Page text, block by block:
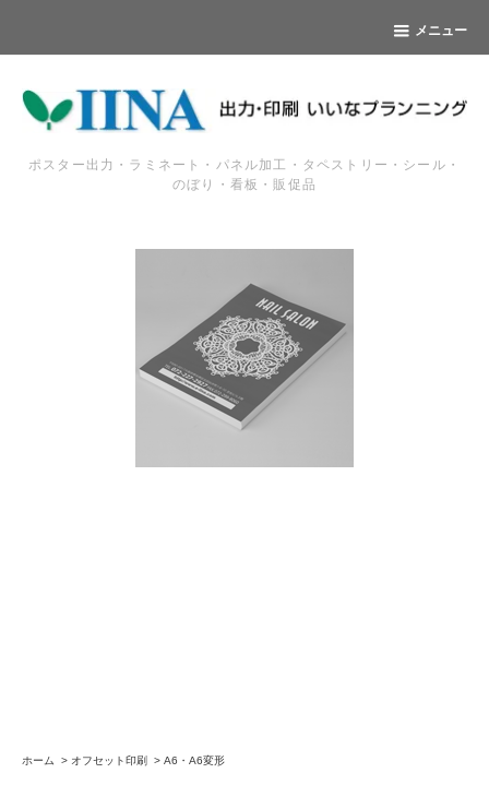
メニュー
ポスター出力・ラミネート・パネル加工・タペストリー・シール・
のぼり・看板・販促品
ホーム > オフセット印刷 > A6・A6変形